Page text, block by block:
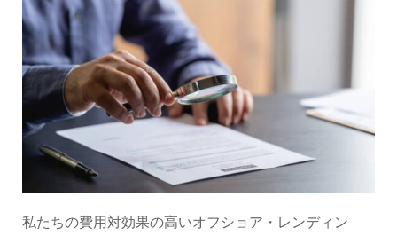
私たちの費用対効果の高いオフショア・レンディン